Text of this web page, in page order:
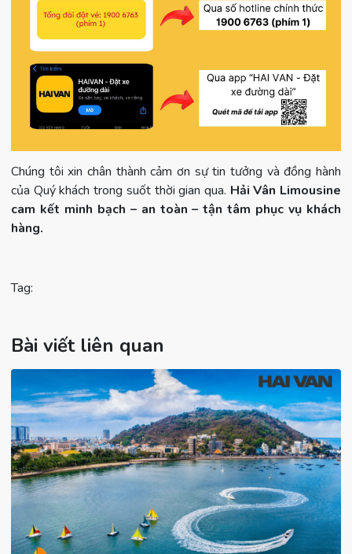
Chúng tôi xin chân thành cảm ơn sự tin tưởng và đồng hành
của Quý khách trong suốt thời gian qua. Hải Vân Limousine
cam kết minh bạch – an toàn – tận tâm phục vụ khách
hàng.
Tag:
Bài viết liên quan